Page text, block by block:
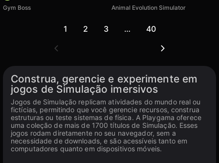
Gym Boss
Animal Evolution Simulator
1 2 3 … 40
Construa, gerencie e experimente em
jogos de Simulação imersivos
Jogos de Simulação replicam atividades do mundo real ou
fictícias, permitindo que você gerencie recursos, construa
estruturas ou teste sistemas de física. A Playgama oferece
uma coleção de mais de 1700 títulos de Simulação. Esses
jogos rodam diretamente no seu navegador, sem a
necessidade de downloads, e são acessíveis tanto em
computadores quanto em dispositivos móveis.